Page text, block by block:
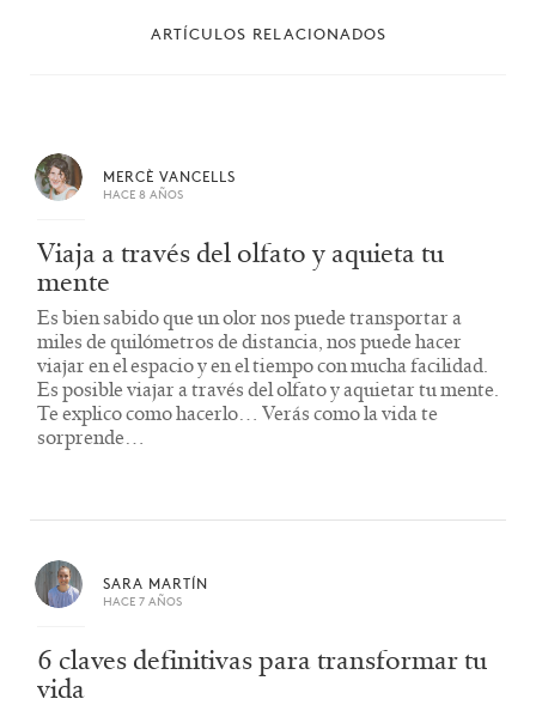
ARTÍCULOS RELACIONADOS
MERCÈ VANCELLS
HACE 8 AÑOS
Viaja a través del olfato y aquieta tu
mente
Es bien sabido que un olor nos puede transportar a
miles de quilómetros de distancia, nos puede hacer
viajar en el espacio y en el tiempo con mucha facilidad.
Es posible viajar a través del olfato y aquietar tu mente.
Te explico como hacerlo… Verás como la vida te
sorprende…
SARA MARTÍN
HACE 7 AÑOS
6 claves definitivas para transformar tu
vida